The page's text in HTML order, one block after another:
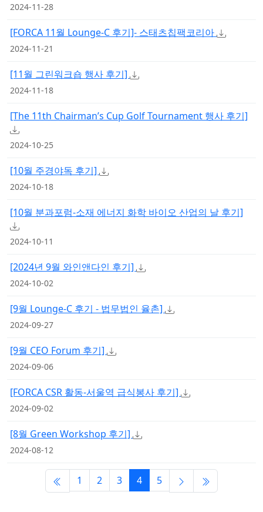
2024-11-28
[FORCA 11월 Lounge-C 후기]- 스태츠칩팩코리아
2024-11-21
[11월 그린워크숍 행사 후기]
2024-11-18
[The 11th Chairman’s Cup Golf Tournament 행사 후기]
2024-10-25
[10월 주경야독 후기]
2024-10-18
[10월 분과포럼-소재 에너지 화학 바이오 산업의 날 후기]
2024-10-11
[2024년 9월 와인앤다인 후기]
2024-10-02
[9월 Lounge-C 후기 - 법무법인 율촌]
2024-09-27
[9월 CEO Forum 후기]
2024-09-06
[FORCA CSR 활동-서울역 급식봉사 후기]
2024-09-02
[8월 Green Workshop 후기]
2024-08-12
1 2 3 4 5